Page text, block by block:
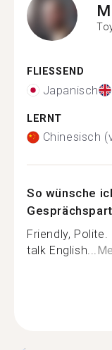
FLIESSEND
Japanisch
LERNT
Chinesisch
So wünsche
Friendly,
talk English...